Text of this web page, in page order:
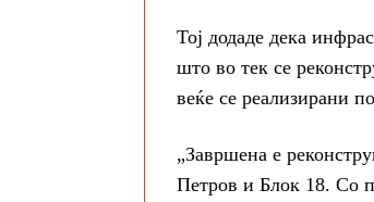
Тој додаде дека
што во тек се
веќе се реализирани
„Завршена е
Петров и Блок 18. Со